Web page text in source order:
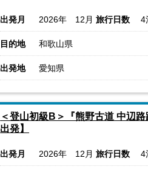
出発月 2026年 12月 旅行日数 4
目的地 和歌山県
出発地 愛知県
＜登山初級B＞『熊野古道 中辺
出発】
出発月 2026年 12月 旅行日数 4